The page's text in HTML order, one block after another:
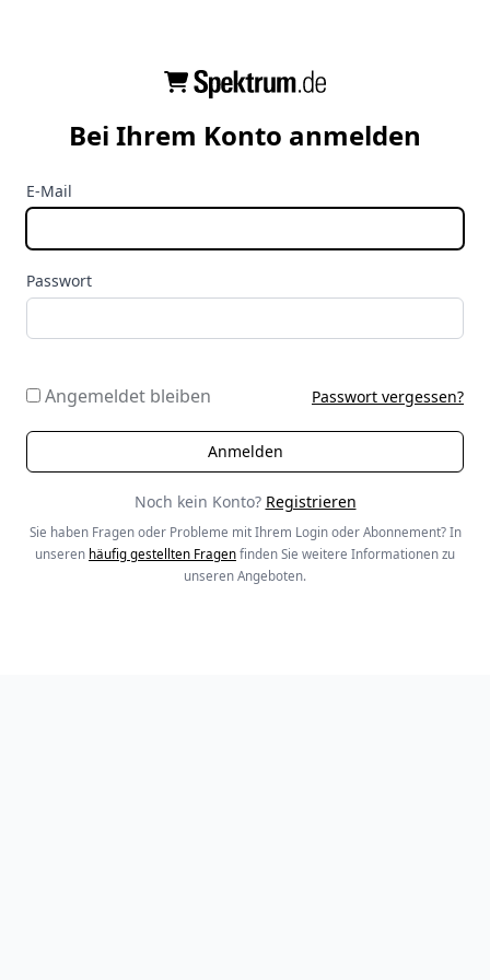
Bei Ihrem Konto anmelden
E-Mail
Passwort
Angemeldet bleiben Passwort vergessen?
Noch kein Konto? Registrieren
Sie haben Fragen oder Probleme mit Ihrem Login oder Abonnement? In
unseren häufig gestellten Fragen finden Sie weitere Informationen zu
unseren Angeboten.